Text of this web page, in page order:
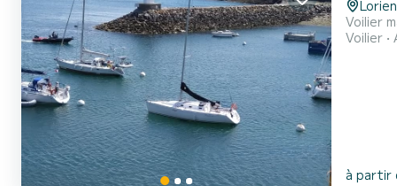
Voilier
Voilier
à partir